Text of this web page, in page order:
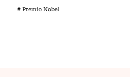
# Premio Nobel